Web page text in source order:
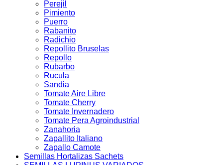
Perejil
Pimiento
Puerro
Rabanito
Radichio
Repollito Bruselas
Repollo
Rubarbo
Rucula
Sandia
Tomate Aire Libre
Tomate Cherry
Tomate Invernadero
Tomate Pera Agroindustrial
Zanahoria
Zapallito Italiano
Zapallo Camote
Semillas Hortalizas Sachets